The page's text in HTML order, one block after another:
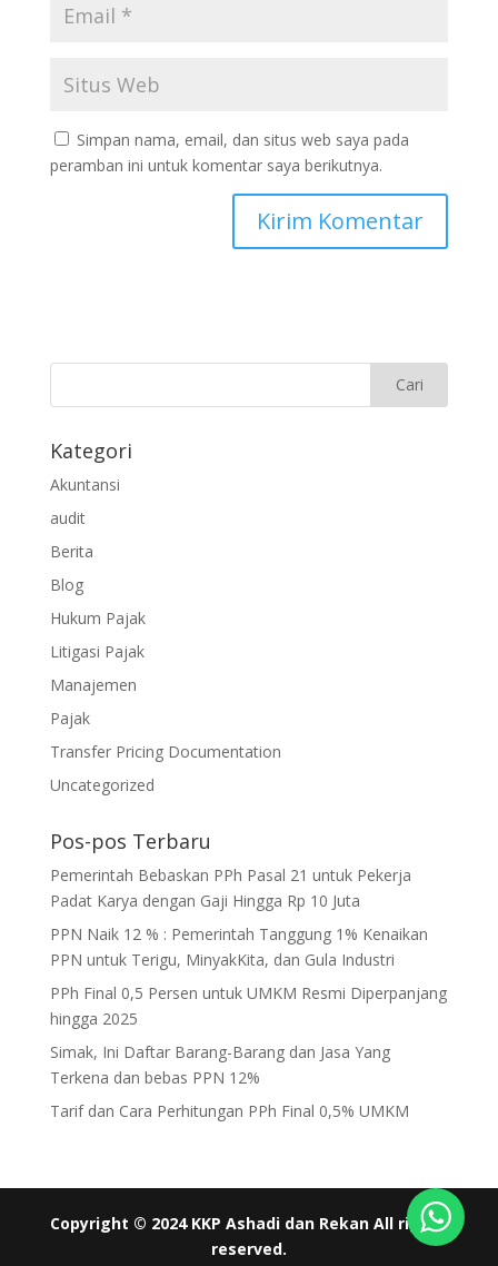
Simpan nama, email, dan situs web saya pada
peramban ini untuk komentar saya berikutnya.
Kategori
Akuntansi
audit
Berita
Blog
Hukum Pajak
Litigasi Pajak
Manajemen
Pajak
Transfer Pricing Documentation
Uncategorized
Pos-pos Terbaru
Pemerintah Bebaskan PPh Pasal 21 untuk Pekerja
Padat Karya dengan Gaji Hingga Rp 10 Juta
PPN Naik 12 % : Pemerintah Tanggung 1% Kenaikan
PPN untuk Terigu, MinyakKita, dan Gula Industri
PPh Final 0,5 Persen untuk UMKM Resmi Diperpanjang
hingga 2025
Simak, Ini Daftar Barang-Barang dan Jasa Yang
Terkena dan bebas PPN 12%
Tarif dan Cara Perhitungan PPh Final 0,5% UMKM
Copyright © 2024 KKP Ashadi dan Rekan All rights
reserved.